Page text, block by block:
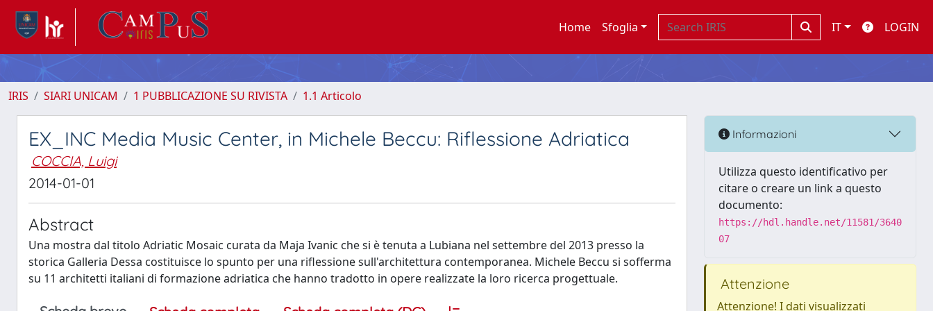
Home Sfoglia IT LOGIN
IRIS SIARI UNICAM 1 PUBBLICAZIONE SU RIVISTA 1.1 Articolo
EX_INC Media Music Center, in Michele Beccu: Riflessione Adriatica
COCCIA, Luigi
2014-01-01
Abstract
Una mostra dal titolo Adriatic Mosaic curata da Maja Ivanic che si è tenuta a Lubiana nel settembre del 2013 presso la
storica Galleria Dessa costituisce lo spunto per una riflessione sull'architettura contemporanea. Michele Beccu si sofferma
su 11 architetti italiani di formazione adriatica che hanno tradotto in opere realizzate la loro ricerca progettuale.
Informazioni
Utilizza questo identificativo per
citare o creare un link a questo
documento:
https://hdl.handle.net/11581/3640
07
Attenzione
Attenzione! I dati visualizzati